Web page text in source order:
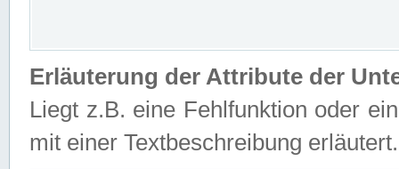
Erläuterung der Attribute der
Liegt z.B. eine Fehlfunktion oder
mit einer Textbeschreibung erläutert.